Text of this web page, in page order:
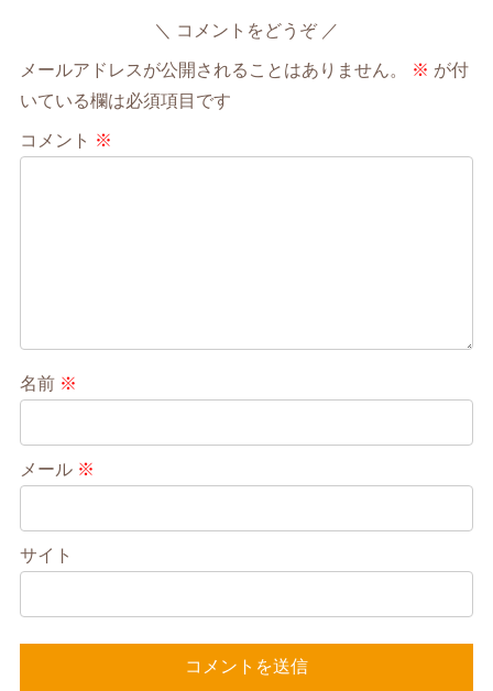
コメントをどうぞ
メールアドレスが公開されることはありません。 ※ が付
いている欄は必須項目です
コメント ※
名前 ※
メール ※
サイト